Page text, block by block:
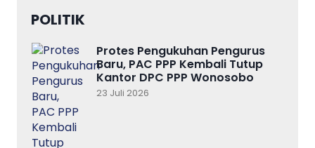
POLITIK
Protes Pengukuhan Pengurus
Baru, PAC PPP Kembali Tutup
Kantor DPC PPP Wonosobo
23 Juli 2026